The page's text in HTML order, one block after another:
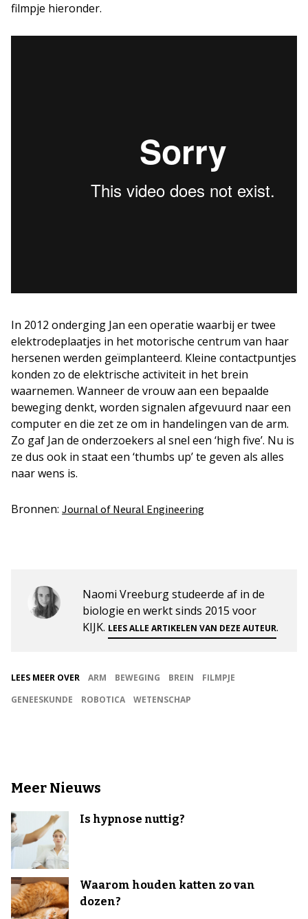
filmpje hieronder.
In 2012 onderging Jan een operatie waarbij er twee
elektrodeplaatjes in het motorische centrum van haar
hersenen werden geïmplanteerd. Kleine contactpuntjes
konden zo de elektrische activiteit in het brein
waarnemen. Wanneer de vrouw aan een bepaalde
beweging denkt, worden signalen afgevuurd naar een
computer en die zet ze om in handelingen van de arm.
Zo gaf Jan de onderzoekers al snel een ‘high five’. Nu is
ze dus ook in staat een ‘thumbs up’ te geven als alles
naar wens is.
Bronnen: Journal of Neural Engineering
Naomi Vreeburg studeerde af in de
biologie en werkt sinds 2015 voor
KIJK. LEES ALLE ARTIKELEN VAN DEZE AUTEUR.
LEES MEER OVER ARM BEWEGING BREIN
FILMPJE
GENEESKUNDE
ROBOTICA WETENSCHAP
Meer Nieuws
Is hypnose nuttig?
Waarom houden katten zo van
dozen?